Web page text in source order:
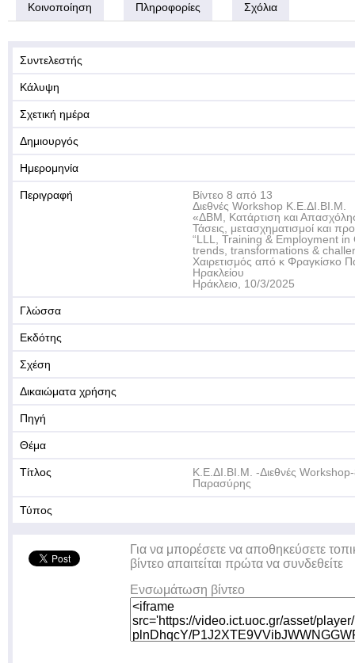
Κοινοποίηση Πληροφορίες Σχόλια
Συντελεστής
Κάλυψη
Σχετική ημέρα
Δημιουργός
Ημερομηνία
Περιγραφή
Βίντεο 8 από 13
Διεθνές Workshop Κ.Ε.ΔΙ.ΒΙ.Μ.
«ΔΒΜ, Κατάρτιση και
Τάσεις, μετασχηματισμοί και
“LLL, Training & Employment
trends, transformations &
Χαιρετισμός από κ Φραγκίσκο
Ηρακλείου
Ηράκλειο, 10/3/2025
Γλώσσα
Εκδότης
Σχέση
Δικαιώματα χρήσης
Πηγή
Θέμα
Τίτλος
Κ.Ε.ΔΙ.ΒΙ.Μ. -Διεθνές
Παρασύρης
Τύπος
Για να μπορέσετε να αποθηκεύσετε
βίντεο απαιτείται πρώτα να συνδεθείτε
Ενσωμάτωση βίντεο